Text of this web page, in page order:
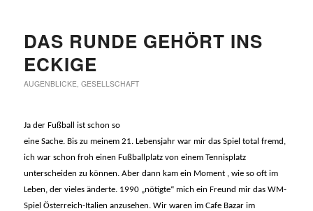
DAS RUNDE GEHÖRT INS
ECKIGE
AUGENBLICKE, GESELLSCHAFT
Ja der Fußball ist schon so
eine Sache. Bis zu meinem 21. Lebensjahr war mir das Spiel total fremd,
ich war schon froh einen Fußballplatz von einem Tennisplatz
unterscheiden zu können. Aber dann kam ein Moment , wie so oft im
Leben, der vieles änderte. 1990 „nötigte“ mich ein Freund mir das WM-
Spiel Österreich-Italien anzusehen. Wir waren im Cafe Bazar im